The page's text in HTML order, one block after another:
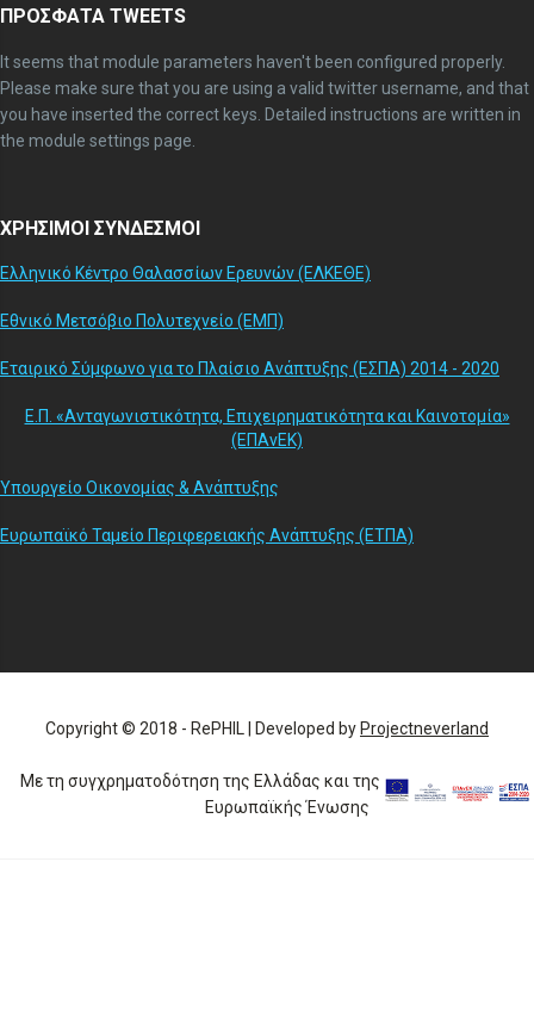
ΠΡΟΣΦΑΤΑ TWEETS
It seems that module parameters haven't been configured properly.
Please make sure that you are using a valid twitter username, and that
you have inserted the correct keys. Detailed instructions are written in
the module settings page.
ΧΡΗΣΙΜΟΙ ΣΥΝΔΕΣΜΟΙ
Ελληνικό Κέντρο Θαλασσίων Ερευνών (ΕΛΚΕΘΕ)
Εθνικό Μετσόβιο Πολυτεχνείο (ΕΜΠ)
Εταιρικό Σύμφωνο για το Πλαίσιο Ανάπτυξης (ΕΣΠΑ) 2014 - 2020
Ε.Π. «Ανταγωνιστικότητα, Επιχειρηματικότητα και Καινοτομία»
(ΕΠΑνΕΚ)
Υπουργείο Οικονομίας & Ανάπτυξης
Ευρωπαϊκό Ταμείο Περιφερειακής Ανάπτυξης (ΕΤΠΑ)
Copyright © 2018 - RePHIL | Developed byProjectneverland
Με τη συγχρηματοδότηση της Ελλάδας και της
Ευρωπαϊκής Ένωσης